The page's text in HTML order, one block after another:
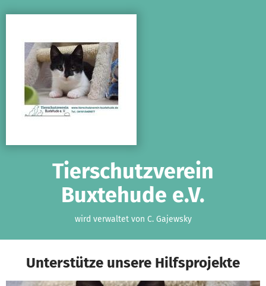
Tierschutzverein
Buxtehude e.V.
wird verwaltet von C. Gajewsky
Unterstütze unsere Hilfsprojekte